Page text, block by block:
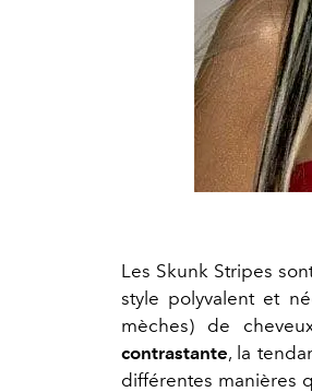
Les Skunk Stripes
style polyvalent et
mèches) de
contrastante, la
différentes manières